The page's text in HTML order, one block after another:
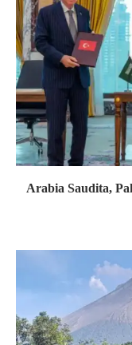
Arabia Saudita,